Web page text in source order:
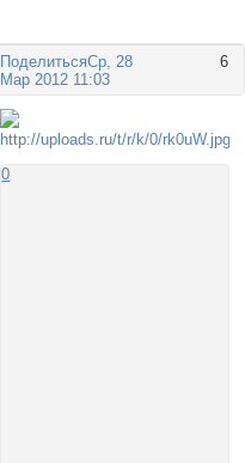
Поделиться 6
Ср, 28
Мар 2012 11:03
0